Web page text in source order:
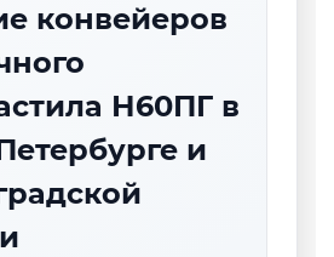
конвейеров
Н60ПГ в
и